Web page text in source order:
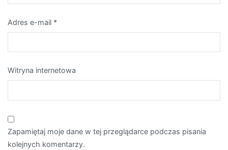
Adres e-mail *
Witryna internetowa
Zapamiętaj moje dane w tej przeglądarce podczas pisania
kolejnych komentarzy.